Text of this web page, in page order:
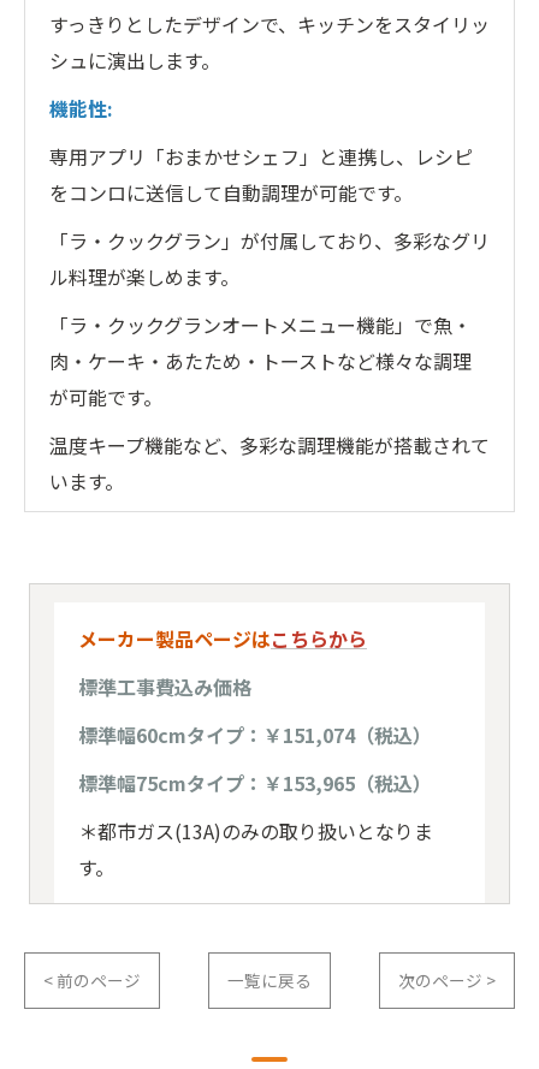
すっきりとしたデザインで、キッチンをスタイリッ
シュに演出します。
機能性:
専用アプリ「おまかせシェフ」と連携し、レシピ
をコンロに送信して自動調理が可能です。
「ラ・クックグラン」が付属しており、多彩なグリ
ル料理が楽しめます。
「ラ・クックグランオートメニュー機能」で魚・
肉・ケーキ・あたため・トーストなど様々な調理
が可能です。
温度キープ機能など、多彩な調理機能が搭載されて
います。
メーカー製品ページはこちらから
標準工事費込み価格
標準幅60cmタイプ：￥151,074（税込）
標準幅75cmタイプ：￥153,965（税込）
＊都市ガス(13A)のみの取り扱いとなりま
す。
< 前のページ 一覧に戻る 次のページ >